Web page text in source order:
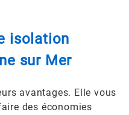
isolation
sur Mer
avantages. Elle vous
des économies